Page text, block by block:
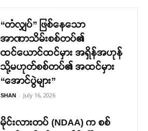
“တံလျှပ်” ဖြစ်နေသော
အာဏာသိမ်းစစ်တပ်၏
ထင်ယောင်ထင်မှား အရှိန်အဟုန်
သို့မဟုတ်စစ်တပ်၏ အထင်မှား
“အောင်ပွဲများ”
SHAN - July 16, 2026
မိုင်းလားတပ် (NDAA) က စစ်